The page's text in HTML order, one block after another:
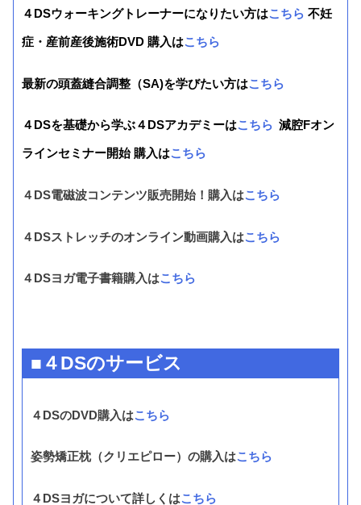
４DSウォーキングトレーナーになりたい方はこちら 不妊
症・産前産後施術DVD 購入はこちら
最新の頭蓋縫合調整（SA)を学びたい方はこちら
４DSを基礎から学ぶ４DSアカデミーはこちら 減腔Fオン
ラインセミナー開始 購入はこちら
４DS電磁波コンテンツ販売開始！購入はこちら
４DSストレッチのオンライン動画購入はこちら
４DSヨガ電子書籍購入はこちら
■４DSのサービス
４DSのDVD購入はこちら
姿勢矯正枕（クリエピロー）の購入はこちら
４DSヨガについて詳しくはこちら